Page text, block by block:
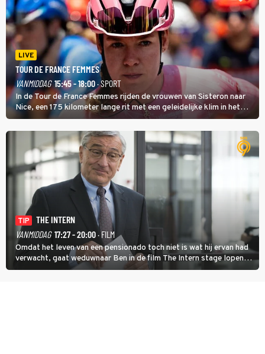
LIVE
TOUR DE FRANCE FEMMES
VANMIDDAG 15:45 - 18:00· SPORT
In de Tour de France Femmes rijden de vrouwen van Sisteron naar
Nice, een 175 kilometer lange rit met een geleidelijke klim in het
midden. Dat is mogelijk niet de zwaarste hindernis, dat is de
temperatuur. Het kan in Nice namelijk bloedheet worden.
TIP
THE INTERN
VANMIDDAG 17:27 - 20:00· FILM
Omdat het leven van een pensionado toch niet is wat hij ervan had
verwacht, gaat weduwnaar Ben in de film The Intern stage lopen
bij de hippe webwinkel van Jules, wat een gouden zet blijkt te zijn.